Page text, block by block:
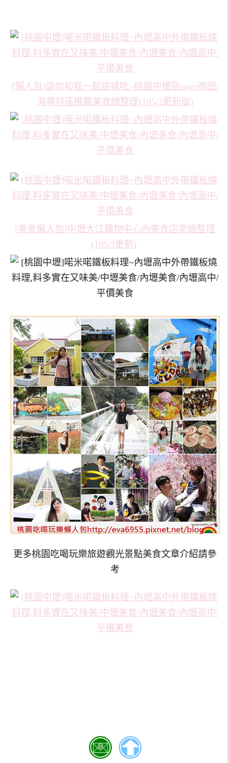
[懶人包]請你和我一起這樣吃~桃園中壢區sogo商圈/
海華特區推薦美食總整理(105/2更新版)
[美食懶人包]中壢大江購物中心內美食店家總整理
(105/3更新)
更多桃園吃喝玩樂旅遊觀光景點美食文章介紹請參
考